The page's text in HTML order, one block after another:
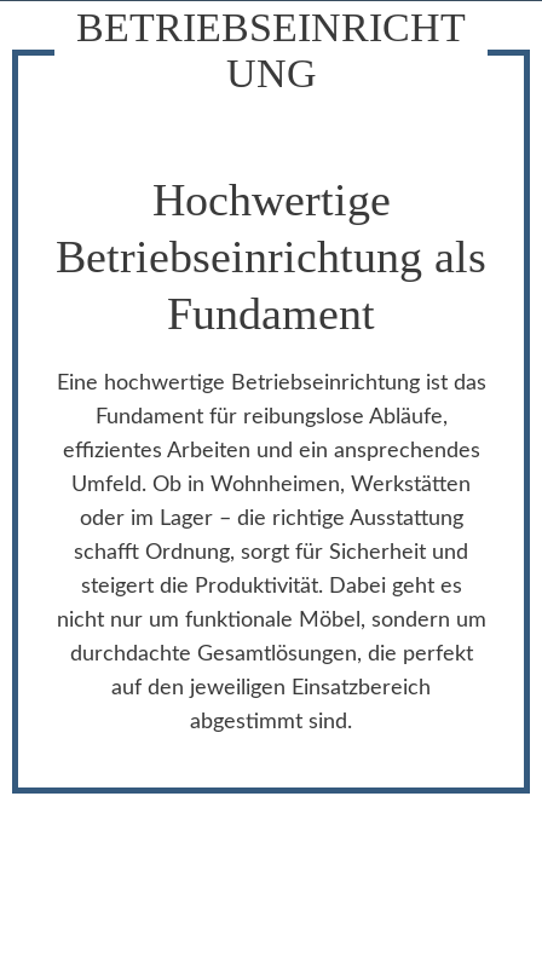
BETRIEBSEINRICHT
UNG
Hochwertige
Betriebseinrichtung als
Fundament
Eine hochwertige Betriebseinrichtung ist das
Fundament für reibungslose Abläufe,
effizientes Arbeiten und ein ansprechendes
Umfeld. Ob in Wohnheimen, Werkstätten
oder im Lager – die richtige Ausstattung
schafft Ordnung, sorgt für Sicherheit und
steigert die Produktivität. Dabei geht es
nicht nur um funktionale Möbel, sondern um
durchdachte Gesamtlösungen, die perfekt
auf den jeweiligen Einsatzbereich
abgestimmt sind.